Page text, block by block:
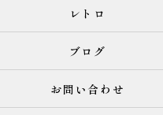
レトロ
ブログ
お問い合わせ